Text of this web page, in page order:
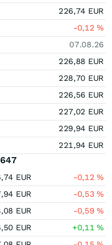
226,74 EUR
-0,12%
07.08.26
226,88 EUR
228,70 EUR
226,56 EUR
227,02 EUR
229,94 EUR
221,94 EUR
EUR -0,12%
EUR -0,53%
EUR -0,59%
EUR +0,11%